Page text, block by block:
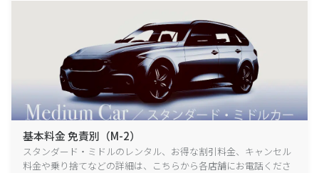
基本料金 免責別（M-2）
スタンダード・ミドルのレンタル、お得な割引料金、キャンセル
料金や乗り捨てなどの詳細は、こちらから各店舗にお電話くださ